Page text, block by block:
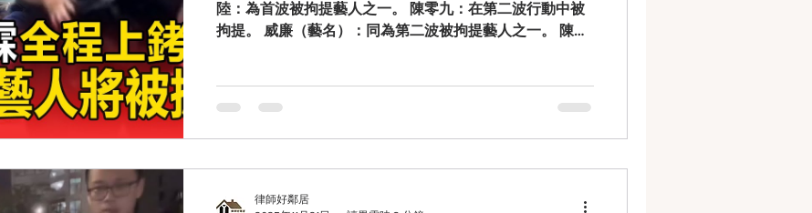
陸：為首波被拘提藝人之一。 陳零九：在第二波行動中被
拘提。 威廉（藝名）：同為第二波被拘提藝人之一。 陳大
（藝名，「Energy」成員）：第三波被拘提。 小杰（棒棒
責」全面解析 近期演藝圈掀起的「閃兵案」震撼社會，多
律師好鄰居